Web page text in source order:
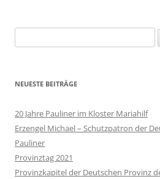
nach:
NEUESTE BEITRÄGE
20 Jahre Pauliner im Kloster Mariahilf
Erzengel Michael – Schutzpatron der
Pauliner
Provinztag 2021
Provinzkapitel der Deutschen Provinz